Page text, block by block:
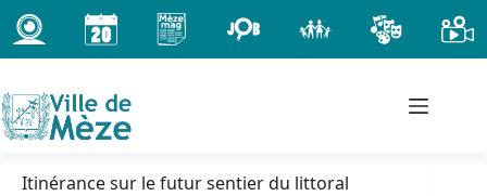
Passer
au
contenu
Itinérance sur le futur sentier du littoral